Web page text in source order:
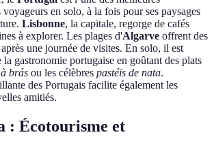
en solo, à la fois pour ses paysages
Lisbonne, la capitale, regorge de cafés
à explorer. Les plages d'Algarve offrent des
une journée de visites. En solo, il est
gastronomie portugaise en goûtant des plats
brás ou les célèbres pastéis de nata.
des Portugais facilite également les
amitiés.
: Écotourisme et